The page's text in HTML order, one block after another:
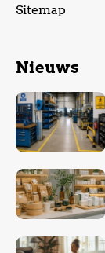
Sitemap
Nieuws